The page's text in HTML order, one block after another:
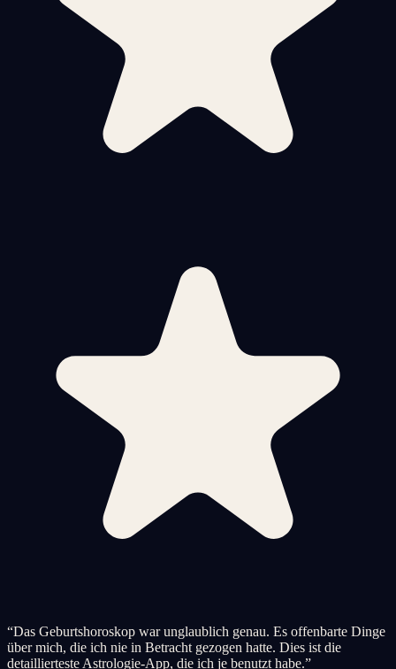
“Das Geburtshoroskop war unglaublich genau. Es offenbarte Dinge
über mich, die ich nie in Betracht gezogen hatte. Dies ist die
detaillierteste Astrologie-App, die ich je benutzt habe.”